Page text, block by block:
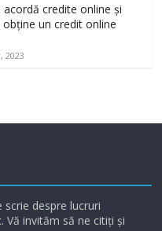
acordă credite online și
un credit online
2023
despre lucruri
Vă invităm să ne citiți și